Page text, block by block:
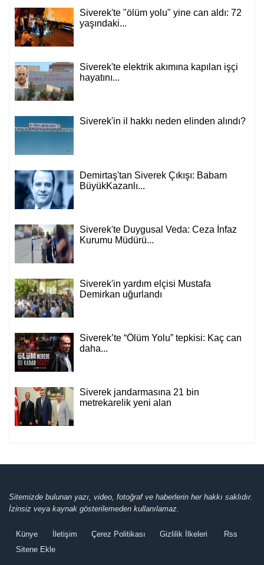
Siverek'te "ölüm yolu" yine can aldı: 72
yaşındaki...
Siverek'te elektrik akımına kapılan işçi
hayatını...
Siverek'in il hakkı neden elinden alındı?
Demirtaş'tan Siverek Çıkışı: Babam
BüyükKazanlı...
Siverek'te Duygusal Veda: Ceza İnfaz
Kurumu Müdürü...
Siverek'in yardım elçisi Mustafa
Demirkan uğurlandı
Siverek’te “Ölüm Yolu” tepkisi: Kaç can
daha...
Siverek jandarmasına 21 bin
metrekarelik yeni alan
Sitemizde bulunan yazı, video, fotoğraf ve haberlerin her hakkı saklıdır.
İzinsiz veya kaynak gösterilemeden kullanılamaz.
Künye İletişim Çerez Politikası Gizlilik İlkeleri
Rss
Sitene Ekle